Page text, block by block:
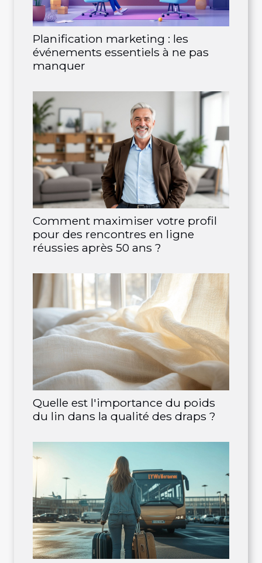
Planification marketing : les
événements essentiels à ne pas
manquer
Comment maximiser votre profil
pour des rencontres en ligne
réussies après 50 ans ?
Quelle est l'importance du poids
du lin dans la qualité des draps ?